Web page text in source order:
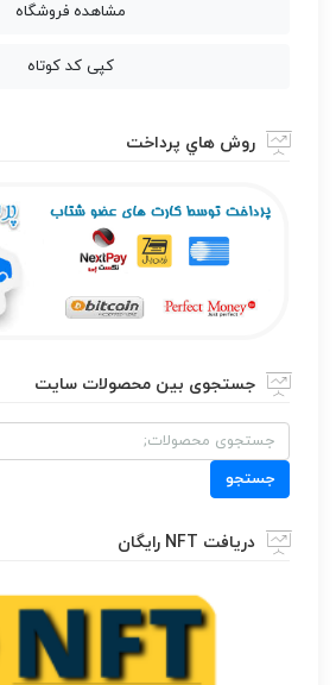
مشاهده فروشگاه
کپی کد کوتاه
روش هاي پرداخت
جستجوی بین محصولات سایت
جستجو
برای:
جستجو
دریافت NFT رایگان